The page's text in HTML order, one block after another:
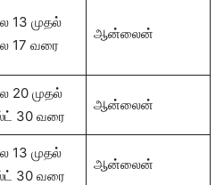
13 முதல்
17 வரை
ஆன்லைன்
20 முதல்
30 வரை
ஆன்லைன்
13 முதல்
30 வரை
ஆன்லைன்